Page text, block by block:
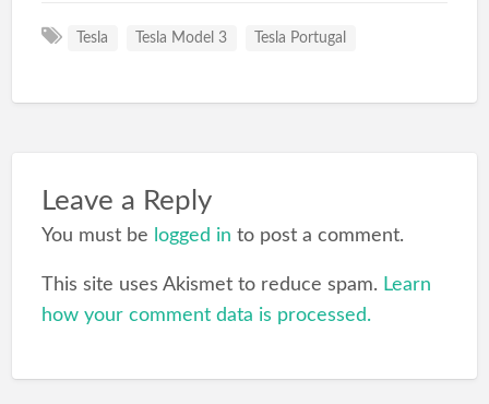
Tesla Tesla Model 3 Tesla Portugal
Leave a Reply
You must be logged in to post a comment.
This site uses Akismet to reduce spam. Learn
how your comment data is processed.